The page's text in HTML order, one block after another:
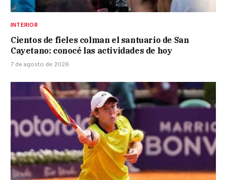
INTERIOR
Cientos de fieles colman el santuario de San
Cayetano: conocé las actividades de hoy
7 de agosto de 2026